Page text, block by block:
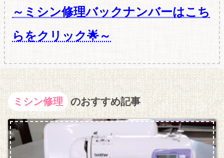
～ミシン修理バックナンバーはこち
らをクリック🌟～
ミシン修理 のおすすめ記事